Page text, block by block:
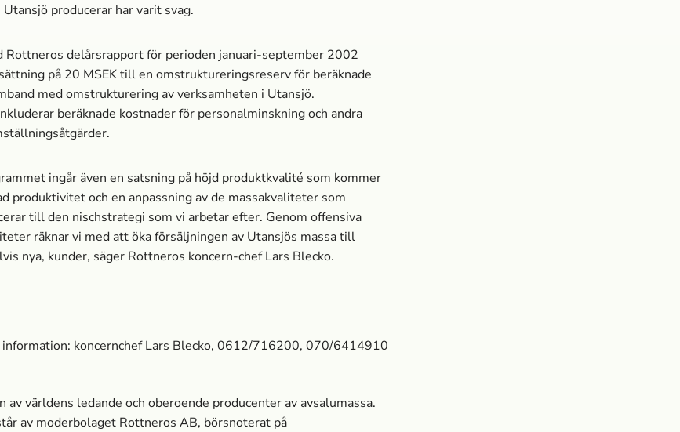
producerar har varit svag.
Rottneros delårsrapport för perioden januari-september 2002
på 20 MSEK till en omstruktureringsreserv för beräknade
med omstrukturering av verksamheten i Utansjö.
beräknade kostnader för personalminskning och andra
ingår även en satsning på höjd produktkvalité som kommer
produktivitet och en anpassning av de massa­kvaliteter som
till den nischstrategi som vi arbetar efter. Genom offensiva
räknar vi med att öka försäljningen av Utansjös massa­ till
nya, kunder, säger Rottneros koncern-chef Lars Blecko.
koncernchef Lars Blecko, 0612/716200, 070/6414910
av världens ledande och oberoende producenter av avsalumassa­.
av moderbolaget Rottneros AB, börsnoterat på